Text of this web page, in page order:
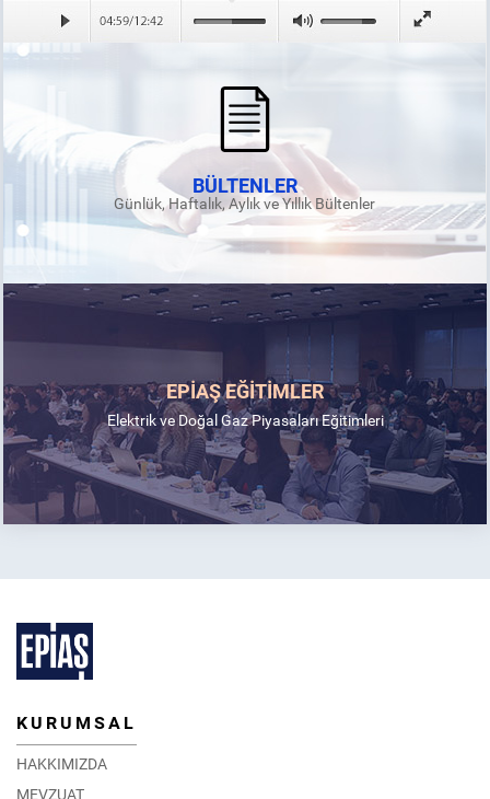
BÜLTENLER
Günlük, Haftalık, Aylık ve Yıllık Bültenler
EPİAŞ EĞİTİMLER
Elektrik ve Doğal Gaz Piyasaları Eğitimleri
KURUMSAL
HAKKIMIZDA
MEVZUAT